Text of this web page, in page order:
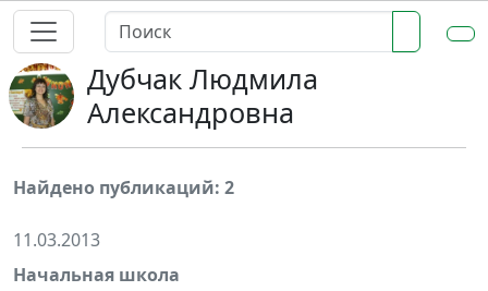
Дубчак Людмила
Александровна
Найдено публикаций: 2
11.03.2013
Начальная школа